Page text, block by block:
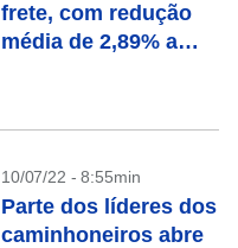
frete, com redução
média de 2,89% a
10/07/22 - 8:55min
Parte dos líderes dos
caminhoneiros abre